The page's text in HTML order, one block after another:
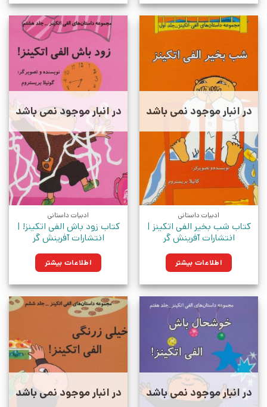
در انبار موجود نمی باشد
ادبیات داستانی
کتاب شب بخیر الفی اتکینز |
انتشارات آفرینش گر
اطلاعات بیشتر
در انبار موجود نمی باشد
ادبیات داستانی
کتاب زود باش الفی اتکینز! |
انتشارات آفرینش گر
اطلاعات بیشتر
در انبار موجود نمی باشد در انبار موجود نمی باشد